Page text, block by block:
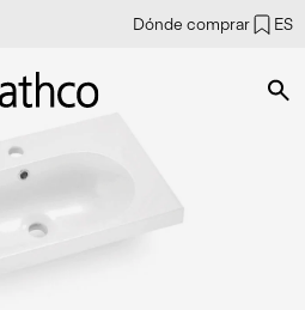
Dónde comprar ES